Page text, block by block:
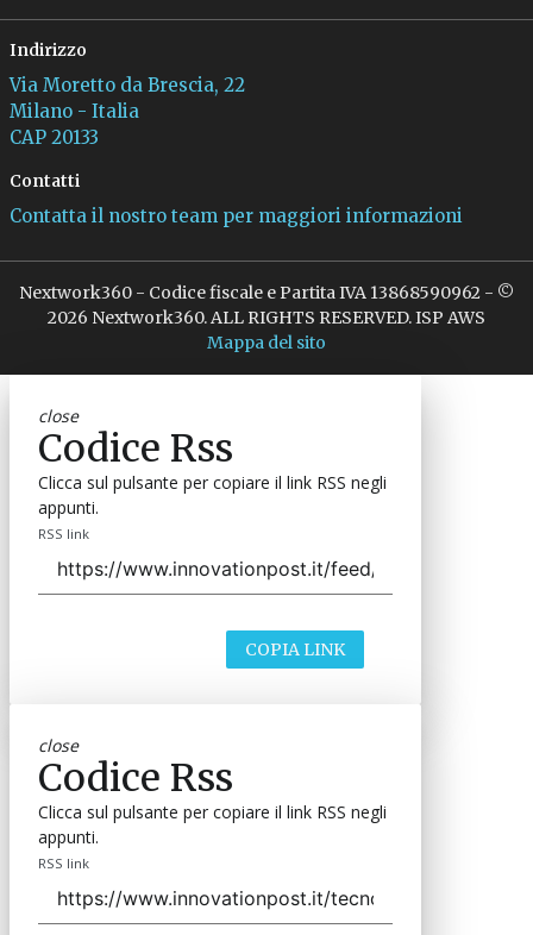
Indirizzo
Via Moretto da Brescia, 22
Milano - Italia
CAP 20133
Contatti
Contatta il nostro team per maggiori informazioni
Nextwork360 - Codice fiscale e Partita IVA 13868590962 - ©
2026 Nextwork360. ALL RIGHTS RESERVED. ISP AWS
Mappa del sito
close
Codice Rss
Clicca sul pulsante per copiare il link RSS negli
appunti.
RSS link
COPIA LINK
close
Codice Rss
Clicca sul pulsante per copiare il link RSS negli
appunti.
RSS link